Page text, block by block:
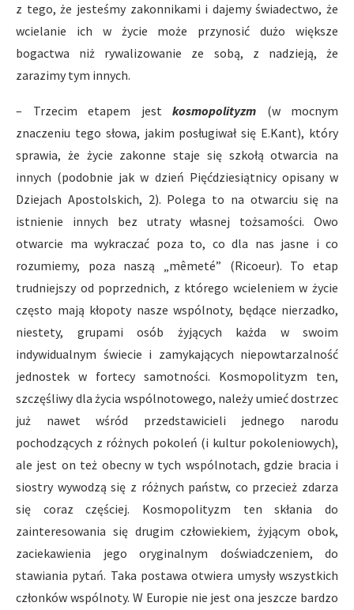
z tego, że jesteśmy zakonnikami i dajemy świadectwo, że
wcielanie ich w życie może przynosić dużo większe
bogactwa niż rywalizowanie ze sobą, z nadzieją, że
zarazimy tym innych.
– Trzecim etapem jest kosmopolityzm (w mocnym
znaczeniu tego słowa, jakim posługiwał się E.Kant), który
sprawia, że życie zakonne staje się szkołą otwarcia na
innych (podobnie jak w dzień Pięćdziesiątnicy opisany w
Dziejach Apostolskich, 2). Polega to na otwarciu się na
istnienie innych bez utraty własnej tożsamości. Owo
otwarcie ma wykraczać poza to, co dla nas jasne i co
rozumiemy, poza naszą „mêmeté” (Ricoeur). To etap
trudniejszy od poprzednich, z którego wcieleniem w życie
często mają kłopoty nasze wspólnoty, będące nierzadko,
niestety, grupami osób żyjących każda w swoim
indywidualnym świecie i zamykających niepowtarzalność
jednostek w fortecy samotności. Kosmopolityzm ten,
szczęśliwy dla życia wspólnotowego, należy umieć dostrzec
już nawet wśród przedstawicieli jednego narodu
pochodzących z różnych pokoleń (i kultur pokoleniowych),
ale jest on też obecny w tych wspólnotach, gdzie bracia i
siostry wywodzą się z różnych państw, co przecież zdarza
się coraz częściej. Kosmopolityzm ten skłania do
zainteresowania się drugim człowiekiem, żyjącym obok,
zaciekawienia jego oryginalnym doświadczeniem, do
stawiania pytań. Taka postawa otwiera umysły wszystkich
członków wspólnoty. W Europie nie jest ona jeszcze bardzo